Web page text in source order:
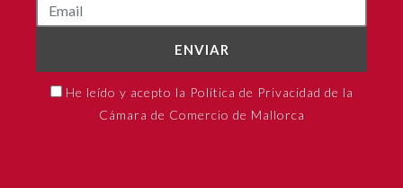
ENVIAR
He leído y acepto la Política de Privacidad de la
Cámara de Comercio de Mallorca